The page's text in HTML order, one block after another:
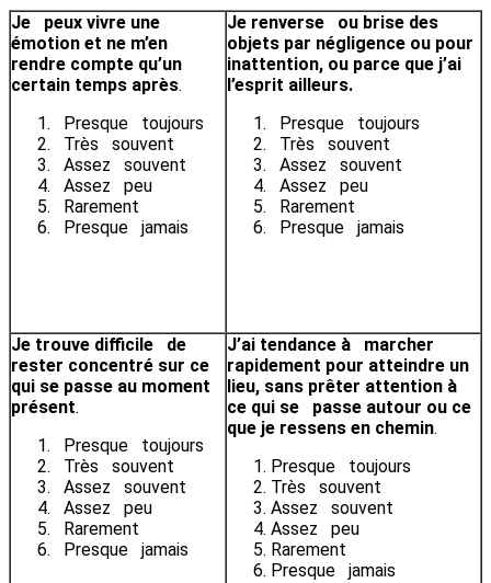
Je peux vivre une
émotion et ne m’en
rendre compte qu’un
certain temps après.
Presque toujours
Très souvent
Assez souvent
Assez peu
Rarement
Presque jamais
Je renverse ou brise des
objets par négligence ou pour
inattention, ou parce que j’ai
l’esprit ailleurs.
Presque toujours
Très souvent
Assez souvent
Assez peu
Rarement
Presque jamais
Je trouve difficile de
rester concentré sur ce
qui se passe au moment
présent.
Presque toujours
Très souvent
Assez souvent
Assez peu
Rarement
Presque jamais
J’ai tendance à marcher
rapidement pour atteindre un
lieu, sans prêter attention à
ce qui se passe autour ou ce
que je ressens en chemin.
Presque toujours
Très souvent
Assez souvent
Assez peu
Rarement
Presque jamais